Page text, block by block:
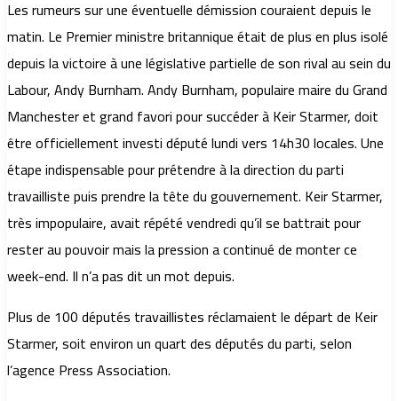
Les rumeurs sur une éventuelle démission couraient depuis le
matin. Le Premier ministre britannique était de plus en plus isolé
depuis la victoire à une législative partielle de son rival au sein du
Labour, Andy Burnham. Andy Burnham, populaire maire du Grand
Manchester et grand favori pour succéder à Keir Starmer, doit
être officiellement investi député lundi vers 14h30 locales. Une
étape indispensable pour prétendre à la direction du parti
travailliste puis prendre la tête du gouvernement. Keir Starmer,
très impopulaire, avait répété vendredi qu’il se battrait pour
rester au pouvoir mais la pression a continué de monter ce
week-end. Il n’a pas dit un mot depuis.
Plus de 100 députés travaillistes réclamaient le départ de Keir
Starmer, soit environ un quart des députés du parti, selon
l’agence Press Association.